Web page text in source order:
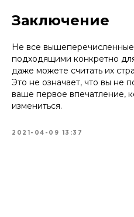
Заключение
Не все
подходящими конкретно
даже можете считать их
Это не означает, что вы не
ваше первое впечатление,
измениться.
2021-04-09 13:37